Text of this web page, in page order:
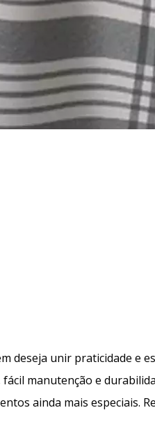
deseja unir praticidade e
manutenção e
ainda mais especiais.